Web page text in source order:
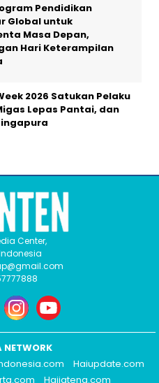
Pendidikan
Global untuk
Masa Depan,
Hari Keterampilan
2026 Satukan Pelaku
Lepas Pantai, dan
Center,
NETWORK
Haiupdate.com
Haijateng.com